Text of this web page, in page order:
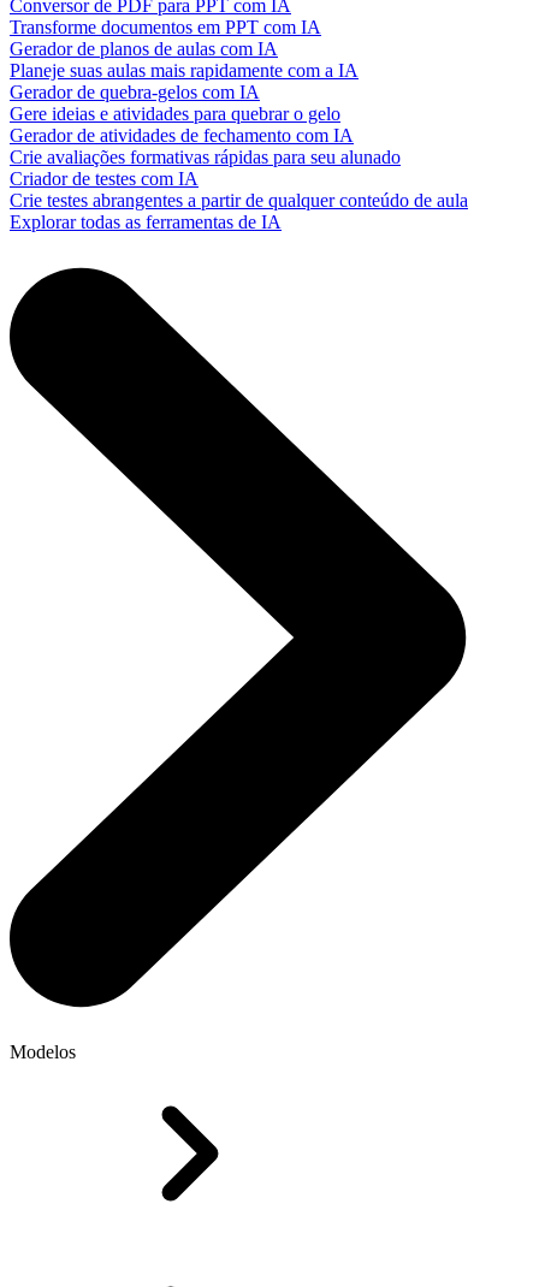
Conversor de PDF para PPT com IA
Transforme documentos em PPT com IA
Gerador de planos de aulas com IA
Planeje suas aulas mais rapidamente com a IA
Gerador de quebra-gelos com IA
Gere ideias e atividades para quebrar o gelo
Gerador de atividades de fechamento com IA
Crie avaliações formativas rápidas para seu alunado
Criador de testes com IA
Crie testes abrangentes a partir de qualquer conteúdo de aula
Explorar todas as ferramentas de IA
Modelos